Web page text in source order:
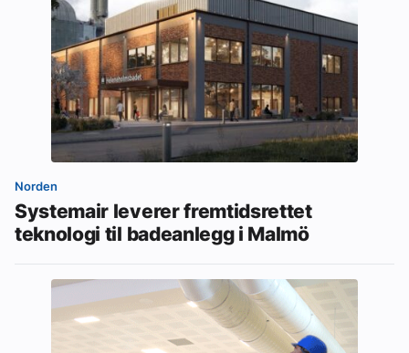
Norden
Systemair leverer fremtidsrettet
teknologi til badeanlegg i Malmö